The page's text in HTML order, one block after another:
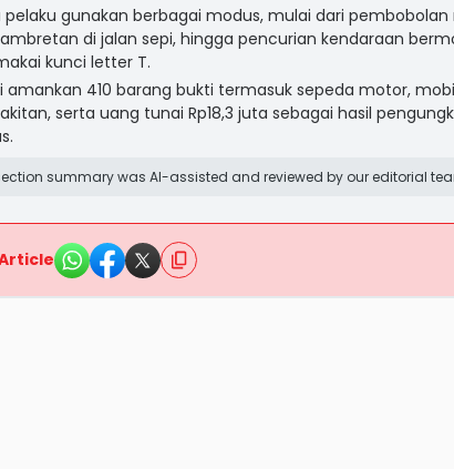
pelaku gunakan berbagai modus, mulai dari pembobolan
di jalan sepi, hingga pencurian kendaraan
kunci letter T.
amankan 410 barang bukti termasuk sepeda motor,
serta uang tunai Rp18,3 juta sebagai hasil
summary was AI-assisted and reviewed by our editorial